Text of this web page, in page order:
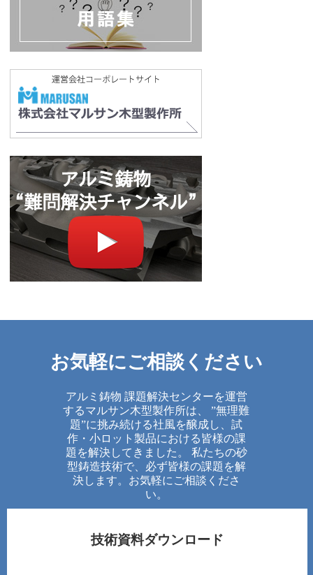
お気軽にご相談ください
アルミ鋳物 課題解決センターを運営
するマルサン木型製作所は、 ”無理難
題”に挑み続ける社風を醸成し、試
作・小ロット製品における皆様の課
題を解決してきました。 私たちの砂
型鋳造技術で、必ず皆様の課題を解
決します。お気軽にご相談くださ
い。
技術資料ダウンロード